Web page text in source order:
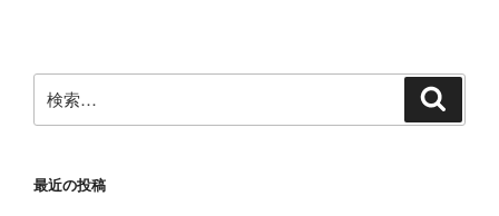
ン
索:
最近の投稿